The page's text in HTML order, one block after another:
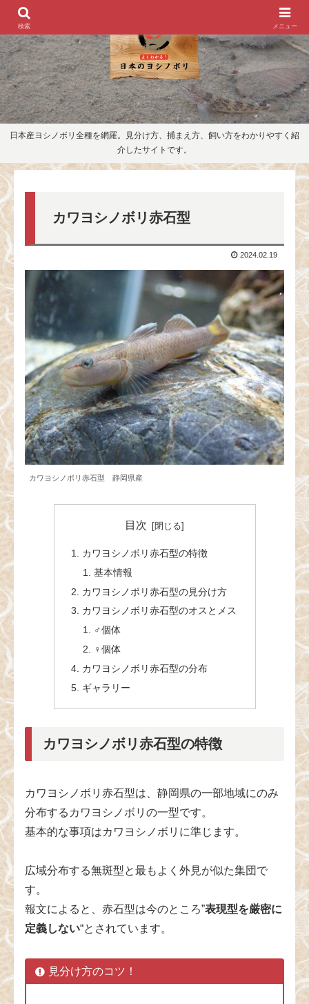
日本産ヨシノボリ全種を網羅。見分け方、捕まえ方、飼い方をわかりやすく紹
介したサイトです。
カワヨシノボリ赤石型
2024.02.19
カワヨシノボリ赤石型 静岡県産
目次
カワヨシノボリ赤石型の特徴
基本情報
カワヨシノボリ赤石型の見分け方
カワヨシノボリ赤石型のオスとメス
♂個体
♀個体
カワヨシノボリ赤石型の分布
ギャラリー
カワヨシノボリ赤石型の特徴
カワヨシノボリ赤石型は、静岡県の一部地域にのみ
分布するカワヨシノボリの一型です。
基本的な事項はカワヨシノボリに準じます。
広域分布する無斑型と最もよく外見が似た集団で
す。
報文によると、赤石型は今のところ”表現型を厳密に
定義しない“とされています。
見分け方のコツ！
メニュー
検索